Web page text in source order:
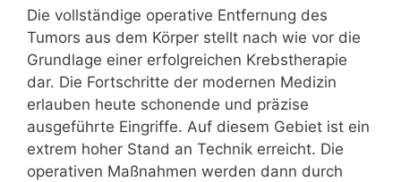
Die vollständige operative Entfernung des
Tumors aus dem Körper stellt nach wie vor die
Grundlage einer erfolgreichen Krebstherapie
dar. Die Fortschritte der modernen Medizin
erlauben heute schonende und präzise
ausgeführte Eingriffe. Auf diesem Gebiet ist ein
extrem hoher Stand an Technik erreicht. Die
operativen Maßnahmen werden dann durch